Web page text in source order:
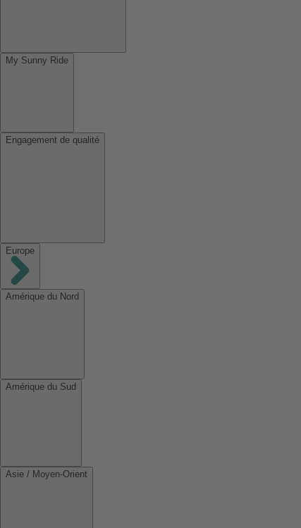
My Sunny Ride
Engagement de qualité
Europe
Amérique du Nord
Amérique du Sud
Asie / Moyen-Orient